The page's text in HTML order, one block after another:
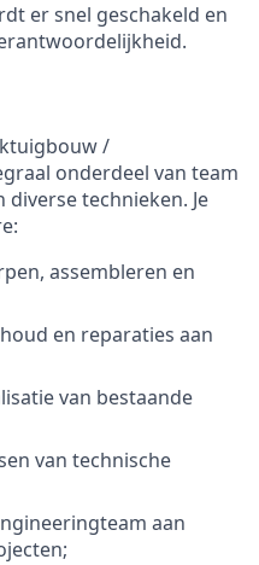
er snel geschakeld en
/
onderdeel van team
diverse technieken. Je
assembleren en
en reparaties aan
van bestaande
van technische
aan